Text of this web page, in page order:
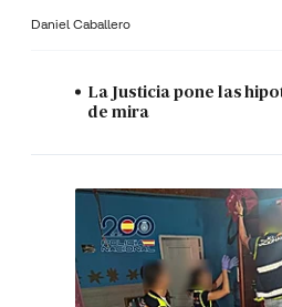
Daniel Caballero
La Justicia pone las
de mira